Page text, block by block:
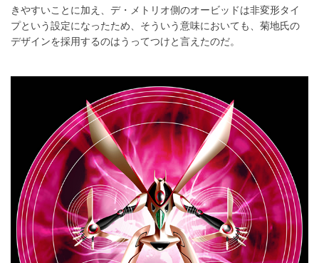
きやすいことに加え、デ・メトリオ側のオービッドは非変形タイ
プという設定になったため、そういう意味においても、菊地氏の
デザインを採用するのはうってつけと言えたのだ。